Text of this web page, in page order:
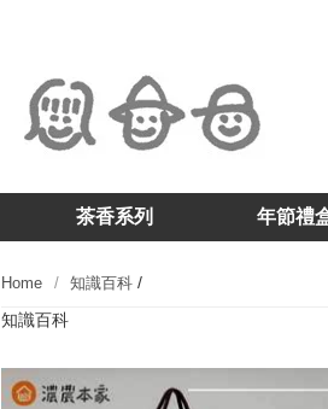
茶香系列 年節禮
Home 知識百科 /
知識百科